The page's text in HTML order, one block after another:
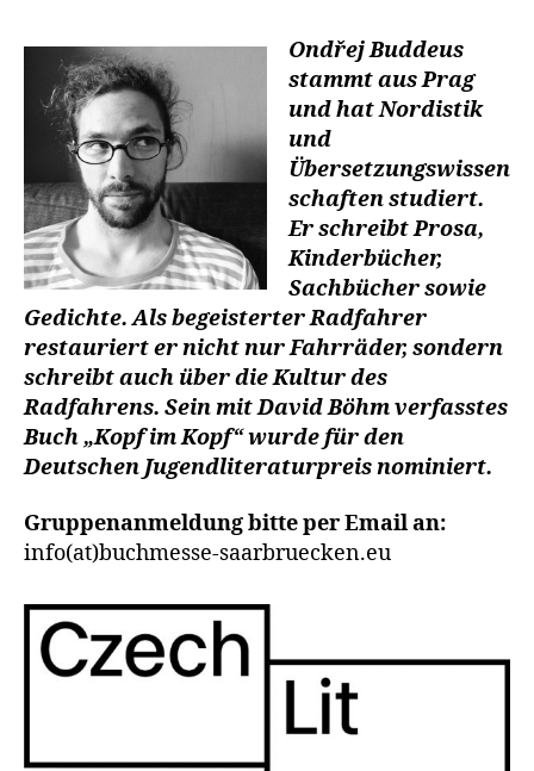
Ondřej Buddeus
stammt aus Prag
und hat Nordistik
und
Übersetzungswissen
schaften studiert.
Er schreibt Prosa,
Kinderbücher,
Sachbücher sowie
Gedichte. Als begeisterter Radfahrer
restauriert er nicht nur Fahrräder, sondern
schreibt auch über die Kultur des
Radfahrens. Sein mit David Böhm verfasstes
Buch „Kopf im Kopf“ wurde für den
Deutschen Jugendliteraturpreis nominiert.
Gruppenanmeldung bitte per Email an:
info(at)buchmesse-saarbruecken.eu